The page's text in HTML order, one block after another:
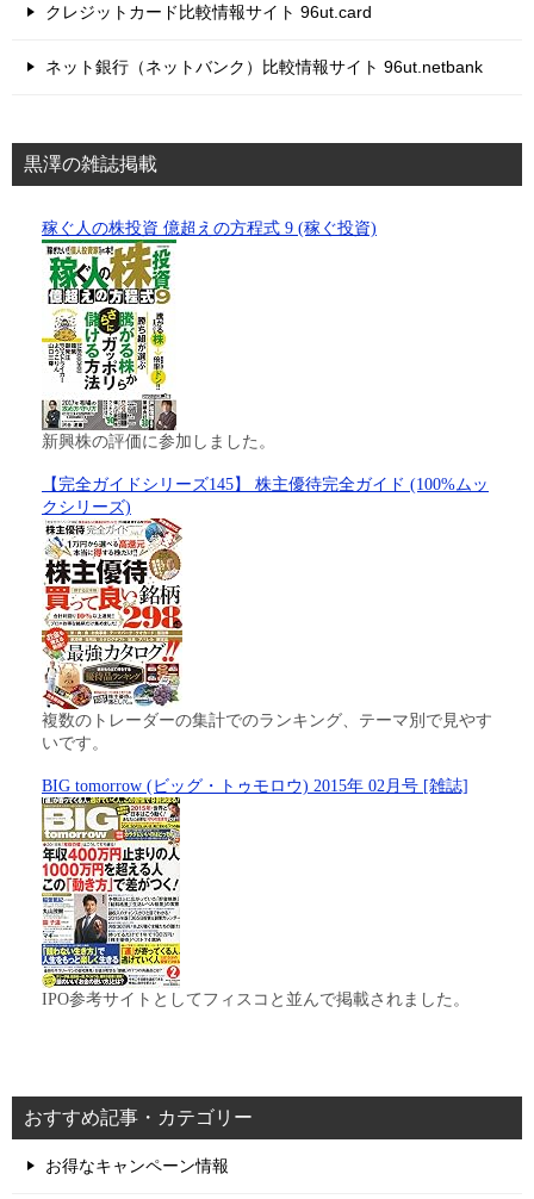
クレジットカード比較情報サイト 96ut.card
ネット銀行（ネットバンク）比較情報サイト 96ut.netbank
黒澤の雑誌掲載
稼ぐ人の株投資 億超えの方程式 9 (稼ぐ投資)
新興株の評価に参加しました。
【完全ガイドシリーズ145】 株主優待完全ガイド (100%ムッ
クシリーズ)
複数のトレーダーの集計でのランキング、テーマ別で見やす
いです。
BIG tomorrow (ビッグ・トゥモロウ) 2015年 02月号 [雑誌]
IPO参考サイトとしてフィスコと並んで掲載されました。
おすすめ記事・カテゴリー
お得なキャンペーン情報